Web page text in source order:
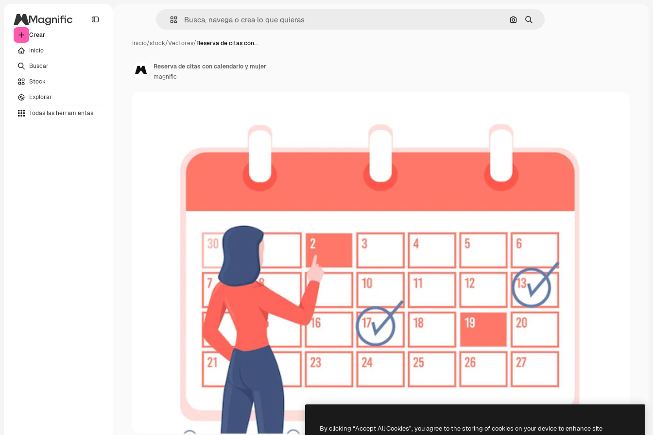
Crear
Inicio
Buscar
Stock
Explorar
Todas las herramientas
Buscar por imagen
Buscar
Inicio/stock/Vectores/Reserva de citas con…
Reserva de citas con calendario y mujer
magnific
By clicking “Accept All Cookies”, you agree to the storing of cookies on your device to enhance site